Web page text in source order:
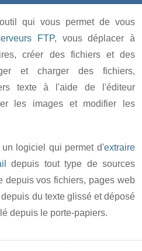
qui vous permet de vous
FTP, vous déplacer à
créer des fichiers et des
et charger des fichiers,
texte à l'aide de l'éditeur
les images et modifier les
logiciel qui permet d'extraire
depuis tout type de sources
depuis vos fichiers, pages web
du texte glissé et déposé
depuis le porte-papiers.